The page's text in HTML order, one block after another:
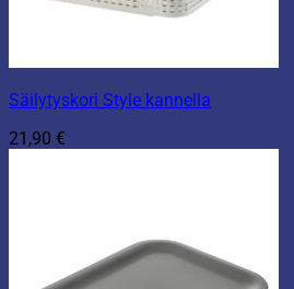
Säilytyskori Style kannella
21,90 €